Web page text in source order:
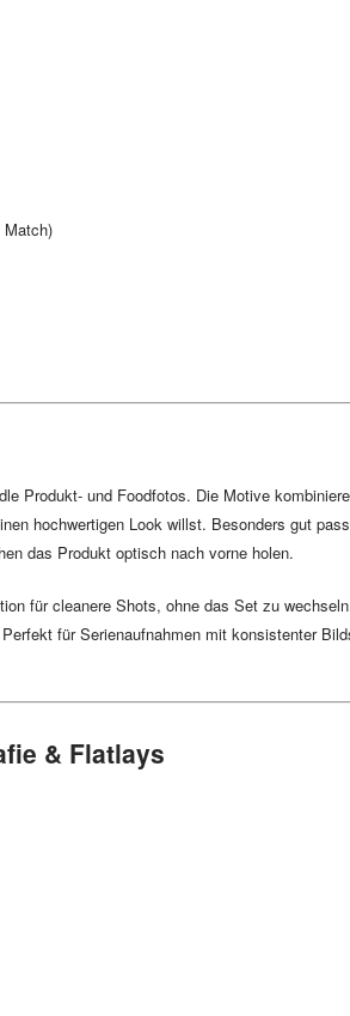
Match)
Produkt- und Foodfotos. Die Motive
hochwertigen Look willst. Besonders gut
das Produkt optisch nach vorne holen.
für cleanere Shots, ohne das Set zu
für Serienaufnahmen mit konsistenter
& Flatlays